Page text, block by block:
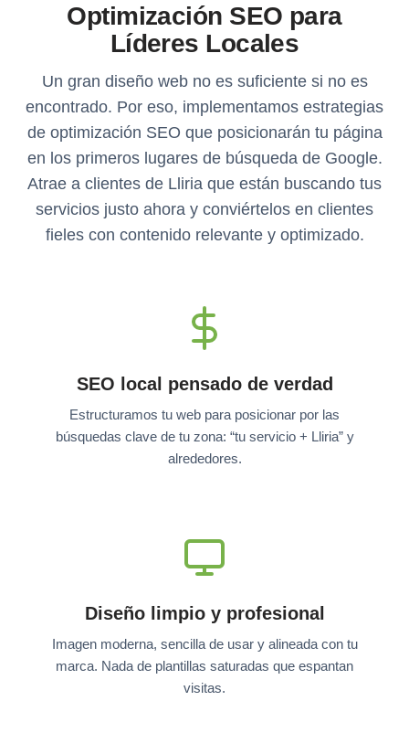
Optimización SEO para
Líderes Locales
Un gran diseño web no es suficiente si no es
encontrado. Por eso, implementamos estrategias
de optimización SEO que posicionarán tu página
en los primeros lugares de búsqueda de Google.
Atrae a clientes de Lliria que están buscando tus
servicios justo ahora y conviértelos en clientes
fieles con contenido relevante y optimizado.
SEO local pensado de verdad
Estructuramos tu web para posicionar por las
búsquedas clave de tu zona: “tu servicio + Lliria” y
alrededores.
Diseño limpio y profesional
Imagen moderna, sencilla de usar y alineada con tu
marca. Nada de plantillas saturadas que espantan
visitas.